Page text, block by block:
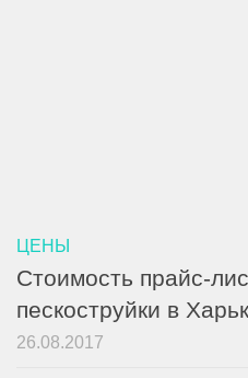
ЦЕНЫ
Стоимость прайс-
пескоструйки в
26.08.2017